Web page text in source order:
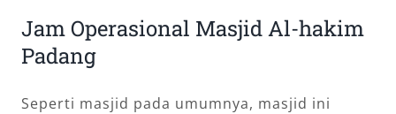
Jam Operasional Masjid Al-hakim
Padang
Seperti masjid pada umumnya, masjid ini